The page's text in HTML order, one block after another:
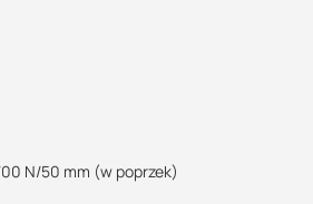
N/50 mm (w poprzek)